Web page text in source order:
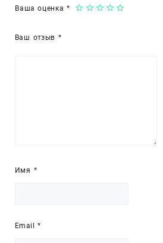
Ваша оценка *
Ваш отзыв *
Имя *
Email*